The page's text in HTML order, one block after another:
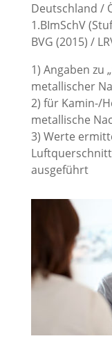
Deutschland /
1.BImSchV
BVG (2015) /
1) Angaben zu
metallischer
2) für Kamin-/
metallische
3) Werte
ausgeführt